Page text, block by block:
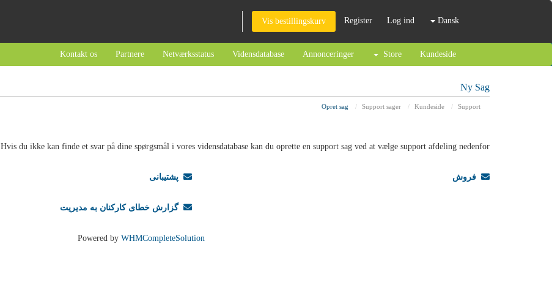
Dansk
Log ind
Register
Vis bestillingskurv
Kundeside
Store
Annonceringer
Vidensdatabase
Netværksstatus
Partnere
Kontakt os
Ny Sag
Support
Kundeside
Support sager
Hvis du ikke kan finde et svar på dine spørgsmål i vores vidensdatabase kan du oprette en support sag ved at vælge support afdeling nedenfor.
پشتیبانی فروش
گزارش خطای کارکنان به مدیریت
Powered by WHMCompleteSolution